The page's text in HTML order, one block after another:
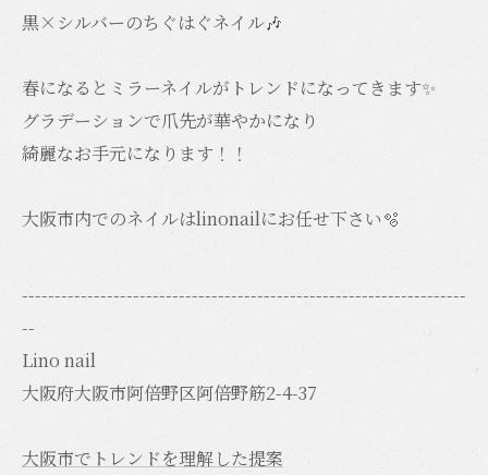
黒×シルバーのちぐはぐネイル🎶
春になるとミラーネイルがトレンドになってきます✨️
グラデーションで爪先が華やかになり
綺麗なお手元になります！！
大阪市内でのネイルはlinonailにお任せ下さい️🫧
--------------------------------------------------------------------
--
Lino nail
大阪府大阪市阿倍野区阿倍野筋2-4-37
大阪市でトレンドを理解した提案